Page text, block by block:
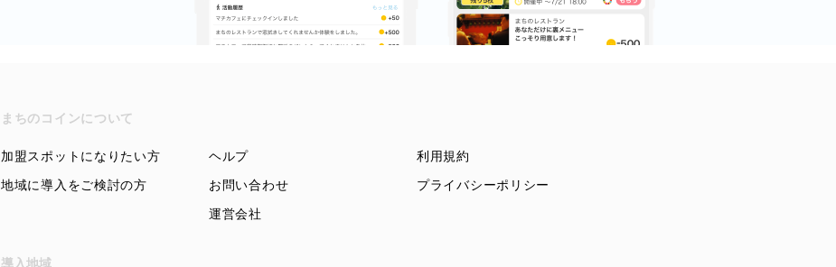
まちのコインについて
加盟スポットになりたい方
地域に導入をご検討の方
ヘルプ
お問い合わせ
運営会社
利用規約
プライバシーポリシー
導入地域